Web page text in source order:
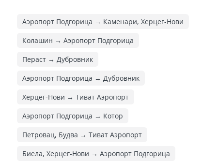
Аэропорт Подгорица → Каменари, Херцег-Нови
Колашин → Аэропорт Подгорица
Пераст → Дубровник
Аэропорт Подгорица → Дубровник
Херцег-Нови → Тиват Аэропорт
Аэропорт Подгорица → Котор
Петровац, Будва → Тиват Аэропорт
Биела, Херцег-Нови → Аэропорт Подгорица